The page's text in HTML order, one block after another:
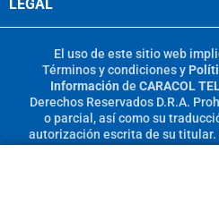
LEGAL
El uso de este sitio web
Términos y condicionesy
Información de CARACOL
Derechos Reservados D.R.A.
o parcial, así como su
autorización escrita de su